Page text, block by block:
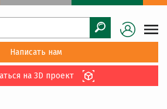
Написать нам
на 3D проект